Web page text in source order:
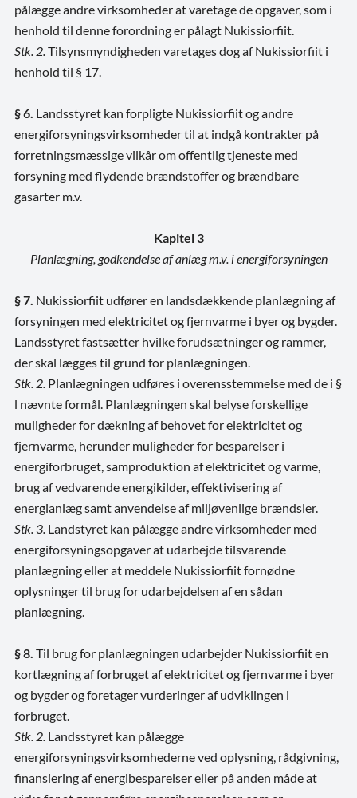
pålægge andre virksomheder at varetage de opgaver, som i
henhold til denne forordning er pålagt Nukissiorfiit.
Stk. 2. Tilsynsmyndigheden varetages dog af Nukissiorfiit i
henhold til § 17.
§ 6. Landsstyret kan forpligte Nukissiorfiit og andre
energiforsyningsvirksomheder til at indgå kontrakter på
forretningsmæssige vilkår om offentlig tjeneste med
forsyning med flydende brændstoffer og brændbare
gasarter m.v.
Kapitel 3
Planlægning, godkendelse af anlæg m.v. i energiforsyningen
§ 7. Nukissiorfiit udfører en landsdækkende planlægning af
forsyningen med elektricitet og fjernvarme i byer og bygder.
Landsstyret fastsætter hvilke forudsætninger og rammer,
der skal lægges til grund for planlægningen.
Stk. 2. Planlægningen udføres i overensstemmelse med de i §
l nævnte formål. Planlægningen skal belyse forskellige
muligheder for dækning af behovet for elektricitet og
fjernvarme, herunder muligheder for besparelser i
energiforbruget, samproduktion af elektricitet og varme,
brug af vedvarende energikilder, effektivisering af
energianlæg samt anvendelse af miljøvenlige brændsler.
Stk. 3. Landstyret kan pålægge andre virksomheder med
energiforsyningsopgaver at udarbejde tilsvarende
planlægning eller at meddele Nukissiorfiit fornødne
oplysninger til brug for udarbejdelsen af en sådan
planlægning.
§ 8. Til brug for planlægningen udarbejder Nukissiorfiit en
kortlægning af forbruget af elektricitet og fjernvarme i byer
og bygder og foretager vurderinger af udviklingen i
forbruget.
Stk. 2. Landsstyret kan pålægge
energiforsyningsvirksomhederne ved oplysning, rådgivning,
finansiering af energibesparelser eller på anden måde at